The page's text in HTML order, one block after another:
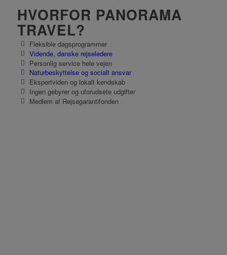
HVORFOR PANORAMA
TRAVEL?
Fleksible dagsprogrammer
Vidende, danske rejseledere
Personlig service hele vejen
Naturbeskyttelse og socialt ansvar
Ekspertviden og lokalt kendskab
Ingen gebyrer og uforudsete udgifter
Medlem af Rejsegarantifonden